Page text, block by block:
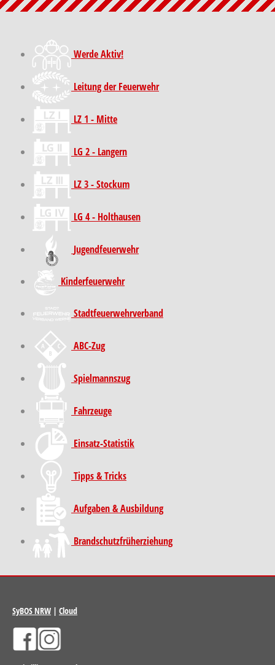
Werde Aktiv!
Leitung der Feuerwehr
LZ 1 - Mitte
LG 2 - Langern
LZ 3 - Stockum
LG 4 - Holthausen
Jugendfeuerwehr
Kinder­feuer­wehr
Stadt­feuer­wehr­verband
ABC-Zug
Spielmannszug
Fahrzeuge
Einsatz-Statistik
Tipps & Tricks
Aufgaben & Ausbildung
Brand­schutz­früh­erziehung
SyBOS NRW | Cloud